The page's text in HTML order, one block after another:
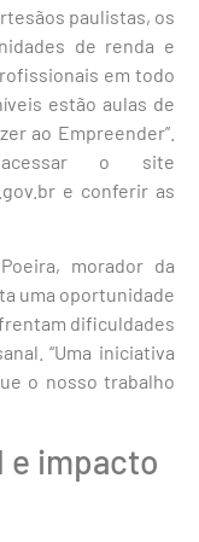
paulistas, os
de renda e
em todo
estão aulas de
ao Empreender”.
o site
e conferir as
morador da
uma oportunidade
dificuldades
“Uma iniciativa
o nosso trabalho
e impacto